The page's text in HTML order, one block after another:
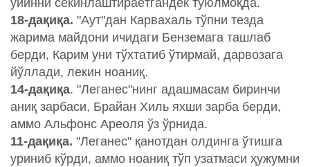
ўйинни секинлаштираётгандек туюлмоқда.
18-дақиқа. "Аут"дан Карвахаль тўпни тезда
жарима майдони ичидаги Бенземага ташлаб
берди, Карим уни тўхтатиб ўтирмай, дарвозага
йўллади, лекин ноаниқ.
14-дақиқа. "Леганес"нинг адашмасам биринчи
аниқ зарбаси, Брайан Хиль яхши зарба берди,
аммо Альфонс Ареоля ўз ўрнида.
11-дақиқа. "Леганес" қанотдан олдинга ўтишга
уриниб кўрди, аммо ноаниқ тўп узатмаси ҳужумни